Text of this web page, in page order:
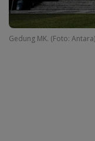
Gedung MK. (Foto: Antara)